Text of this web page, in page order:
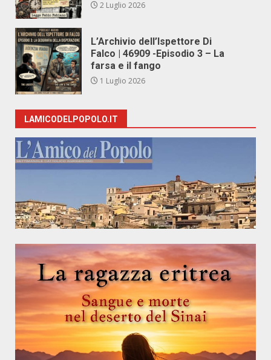
2 Luglio 2026
L’Archivio dell’Ispettore Di
Falco | 46909 -Episodio 3 – La
farsa e il fango
1 Luglio 2026
LAMICODELPOPOLO.IT